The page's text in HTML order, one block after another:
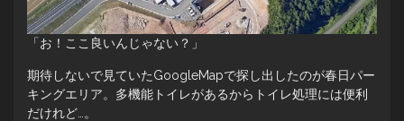
「お！ここ良いんじゃない？」
期待しないで見ていたGoogleMapで探し出したのが春日パー
キングエリア。多機能トイレがあるからトイレ処理には便利
だけれど…。